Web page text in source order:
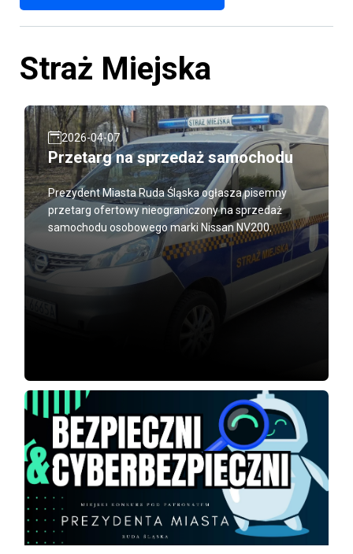
Straż Miejska
2026-04-07
Przetarg na sprzedaż samochodu
Prezydent Miasta Ruda Śląska ogłasza pisemny
przetarg ofertowy nieograniczony na sprzedaż
samochodu osobowego marki Nissan NV200.